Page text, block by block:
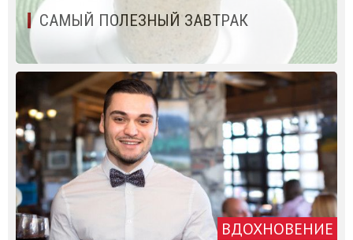
САМЫЙ ПОЛЕЗНЫЙ ЗАВТРАК
ВДОХНОВЕНИЕ